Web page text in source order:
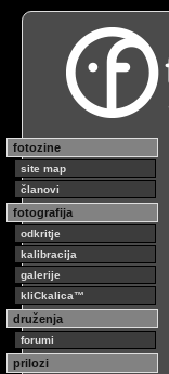
fotozine
site map
članovi
fotografija
odkritje
kalibracija
galerije
kliCkalica™
druženja
forumi
prilozi